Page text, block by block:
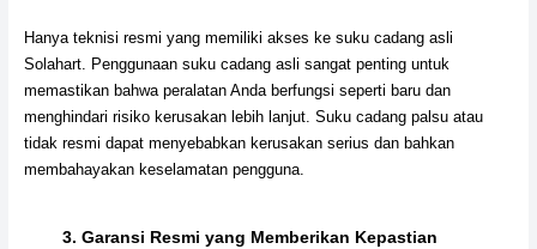
Hanya teknisi resmi yang memiliki akses ke suku cadang asli
Solahart. Penggunaan suku cadang asli sangat penting untuk
memastikan bahwa peralatan Anda berfungsi seperti baru dan
menghindari risiko kerusakan lebih lanjut. Suku cadang palsu atau
tidak resmi dapat menyebabkan kerusakan serius dan bahkan
membahayakan keselamatan pengguna.
3.Garansi Resmi yang Memberikan Kepastian